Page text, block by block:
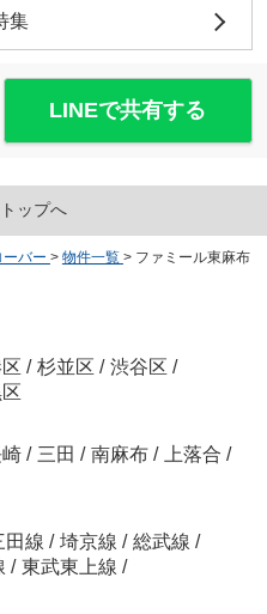
集
LINEで共有する
ップへ
バー > 物件一覧 > ファミール東麻布
/ 杉並区 / 渋谷区 /
/ 三田 / 南麻布 / 上落合 /
田線 / 埼京線 / 総武線 /
/ 東武東上線 /